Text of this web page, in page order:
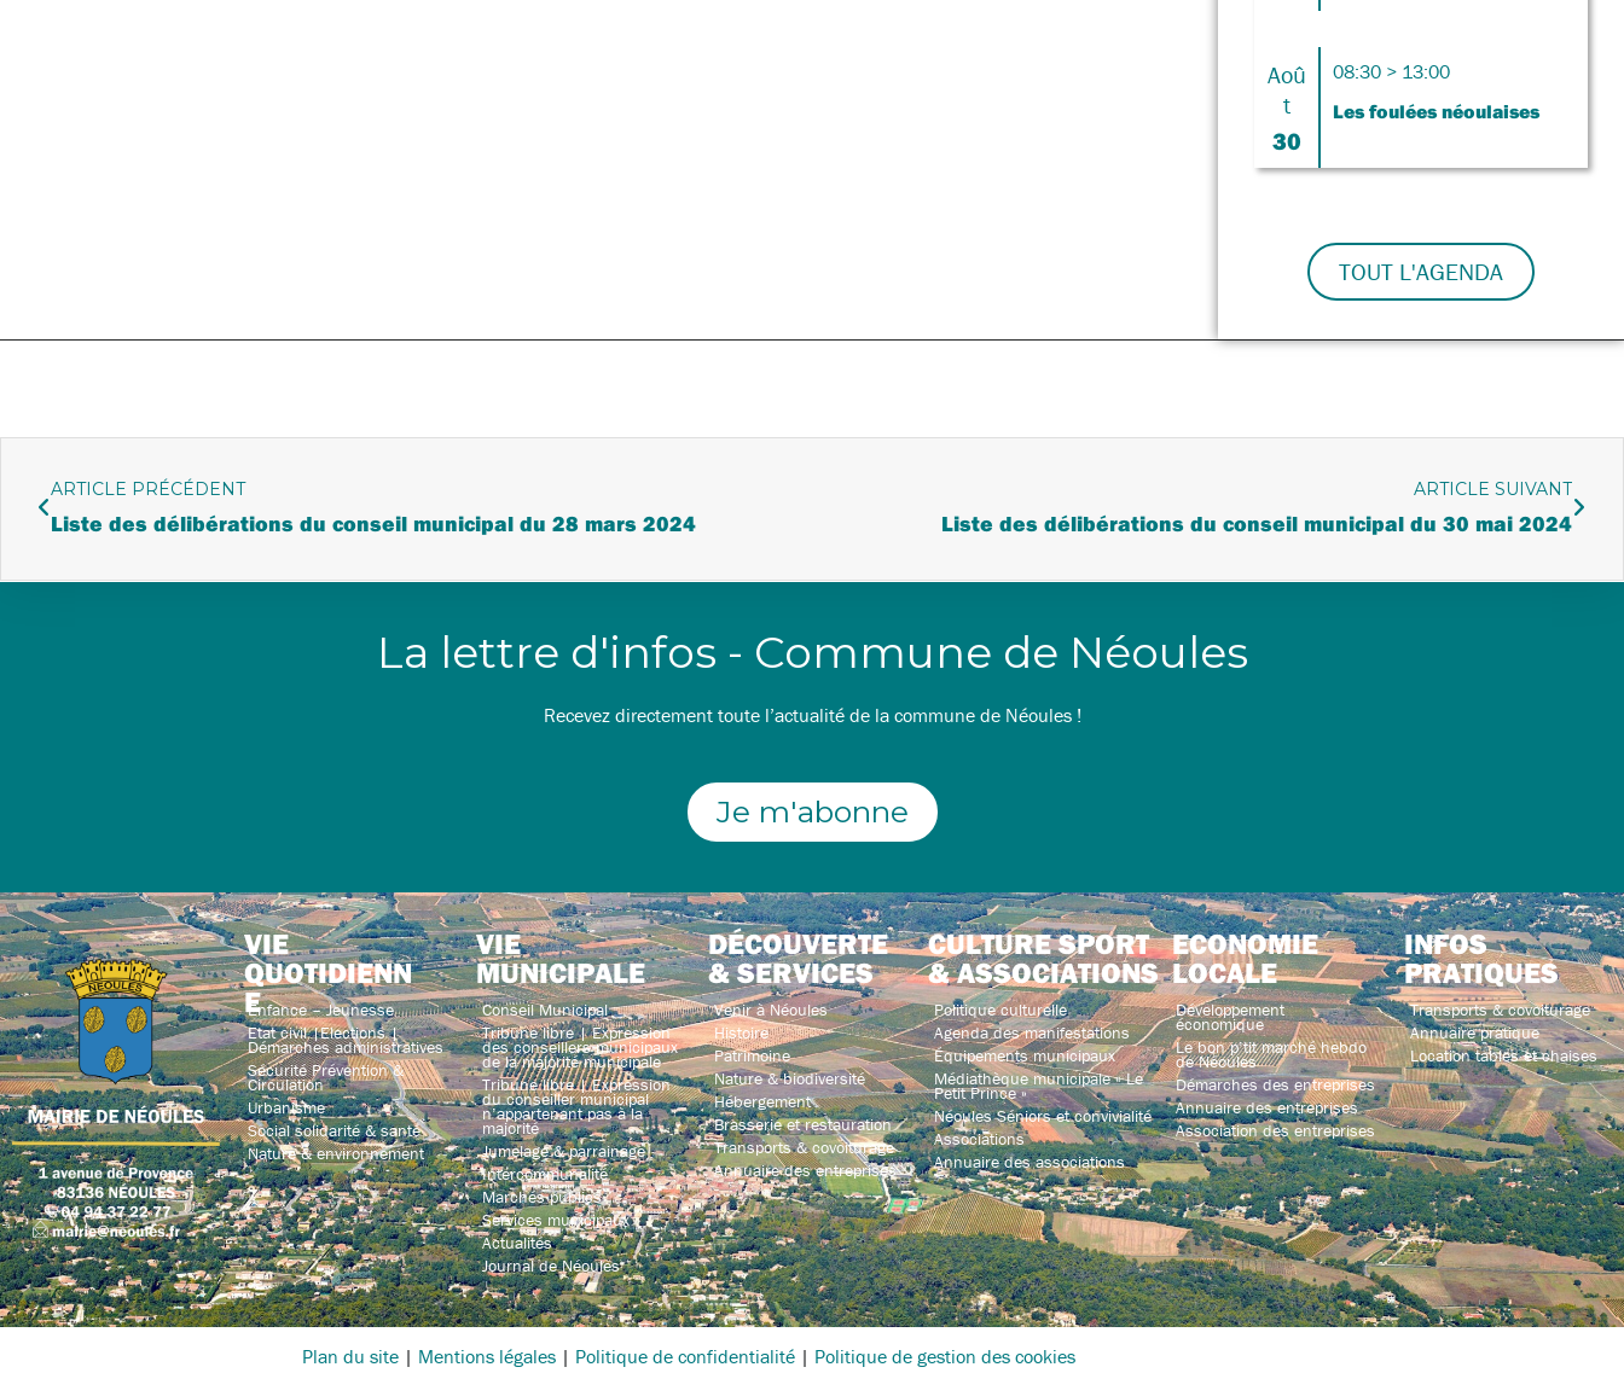
Aoû
t
30
08:30 > 13:00
Les foulées néoulaises
TOUT L'AGENDA
ARTICLE PRÉCÉDENT
Liste des délibérations du conseil municipal du 28 mars 2024
ARTICLE SUIVANT
Liste des délibérations du conseil municipal du 30 mai 2024
La lettre d'infos - Commune de Néoules
Recevez directement toute l’actualité de la commune de Néoules !
Je m'abonne
VIE
QUOTIDIENN
E
Enfance – Jeunesse
Etat civil |Elections |
Démarches administratives
Sécurité Prévention &
Circulation
Urbanisme
Social solidarité & santé
Nature & environnement
VIE
MUNICIPALE
Conseil Municipal
Tribune libre | Expression
des conseillers municipaux
de la majorité municipale
Tribune libre | Expression
du conseiller municipal
n’appartenant pas à la
majorité
Jumelage & parrainage
Intercommunalité
Marchés publics
Services municipaux
Actualités
Journal de Néoules
DÉCOUVERTE
& SERVICES
Venir à Néoules
Histoire
Patrimoine
Nature & biodiversité
Hébergement
Brasserie et restauration
Transports & covoiturage
Annuaire des entreprises
CULTURE SPORT
& ASSOCIATIONS
Politique culturelle
Agenda des manifestations
Équipements municipaux
Médiathèque municipale « Le
Petit Prince »
Néoules Séniors et convivialité
Associations
Annuaire des associations
ECONOMIE
LOCALE
Développement
économique
Le bon p’tit marché hebdo
de Néoules
Démarches des entreprises
Annuaire des entreprises
Association des entreprises
INFOS
PRATIQUES
Transports & covoiturage
Annuaire pratique
Location tables et chaises
Plan du site | Mentions légales | Politique de confidentialité | Politique de gestion des cookies